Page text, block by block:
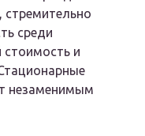
стремительно
среди
стоимость и
незаменимым